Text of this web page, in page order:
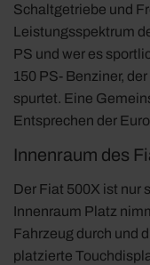
Schaltgetriebe und
Leistungsspektrum
PS und wer es
150 PS- Benziner,
spurtet. Eine
Entsprechen der
Innenraum des
Der Fiat 500X ist nur
Innenraum Platz
Fahrzeug durch und
platzierte